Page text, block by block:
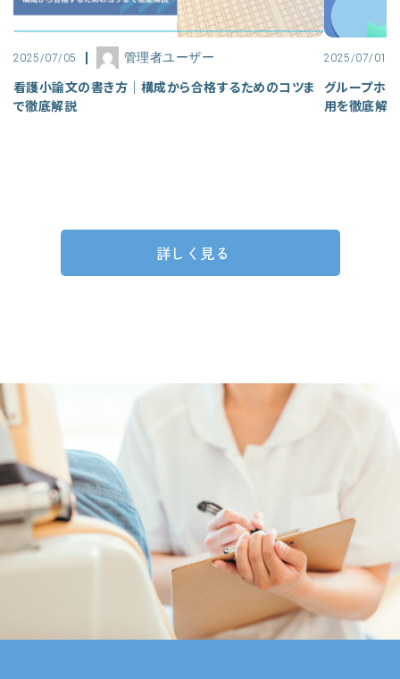
2025/07/05 管理者ユーザー
看護小論文の書き方｜構成から合格するためのコツま
で徹底解説
2025/07/01
グループホー
用を徹底解説
詳しく見る